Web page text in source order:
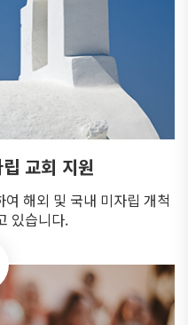
교회 지원
여 해외 및 국내 미자립 개척
있습니다.